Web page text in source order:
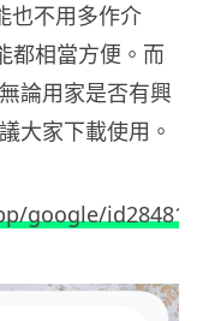
也不用多作介
都相當方便。而
論用家是否有興
大家下載使用。
google/